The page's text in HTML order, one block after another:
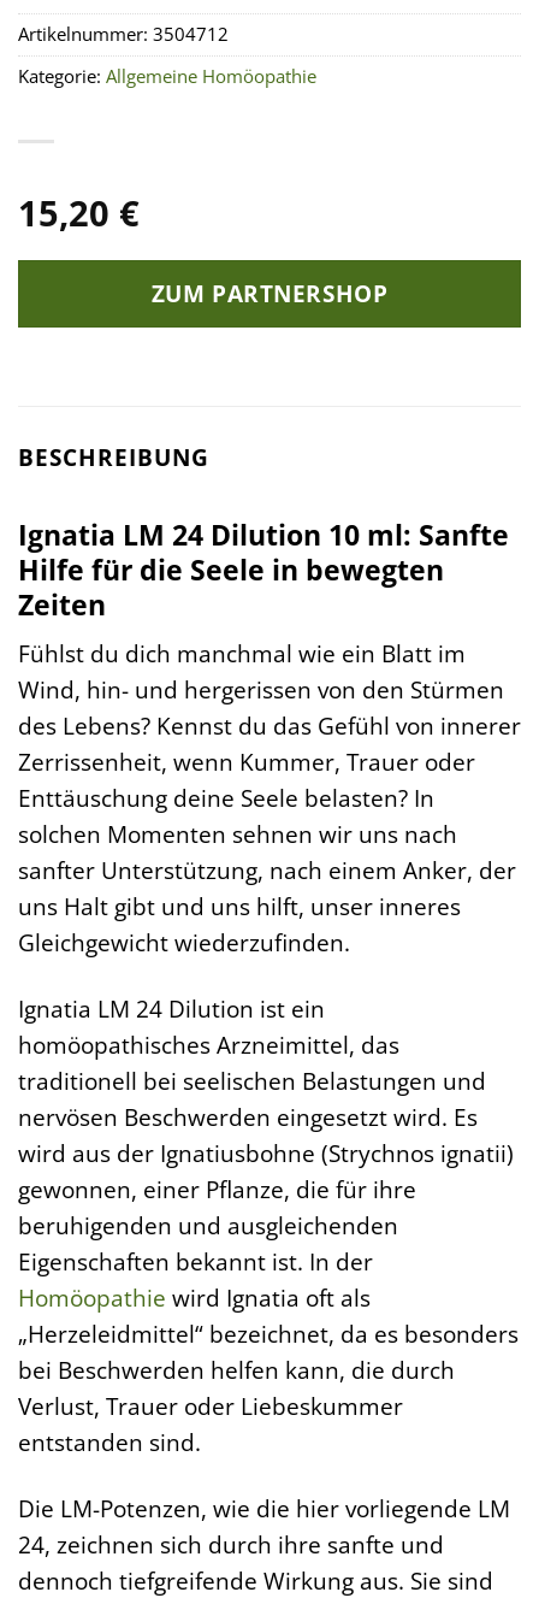
15,20 €
ZUM PARTNERSHOP
Artikelnummer: 3504712
Kategorie: Allgemeine Homöopathie
BESCHREIBUNG
Ignatia LM 24 Dilution 10 ml: Sanfte
Hilfe für die Seele in bewegten
Zeiten
Fühlst du dich manchmal wie ein Blatt im
Wind, hin- und hergerissen von den Stürmen
des Lebens? Kennst du das Gefühl von innerer
Zerrissenheit, wenn Kummer, Trauer oder
Enttäuschung deine Seele belasten? In
solchen Momenten sehnen wir uns nach
sanfter Unterstützung, nach einem Anker, der
uns Halt gibt und uns hilft, unser inneres
Gleichgewicht wiederzufinden.
Ignatia LM 24 Dilution ist ein
homöopathisches Arzneimittel, das
traditionell bei seelischen Belastungen und
nervösen Beschwerden eingesetzt wird. Es
wird aus der Ignatiusbohne (Strychnos ignatii)
gewonnen, einer Pflanze, die für ihre
beruhigenden und ausgleichenden
Eigenschaften bekannt ist. In der
Homöopathie wird Ignatia oft als
„Herzeleidmittel“ bezeichnet, da es besonders
bei Beschwerden helfen kann, die durch
Verlust, Trauer oder Liebeskummer
entstanden sind.
Die LM-Potenzen, wie die hier vorliegende LM
24, zeichnen sich durch ihre sanfte und
dennoch tiefgreifende Wirkung aus. Sie sind